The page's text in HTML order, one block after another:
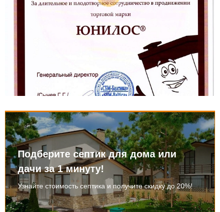
Подберите септик для дома или
дачи за 1 минуту!
Узнайте стоимость септика и получите скидку до 20%!